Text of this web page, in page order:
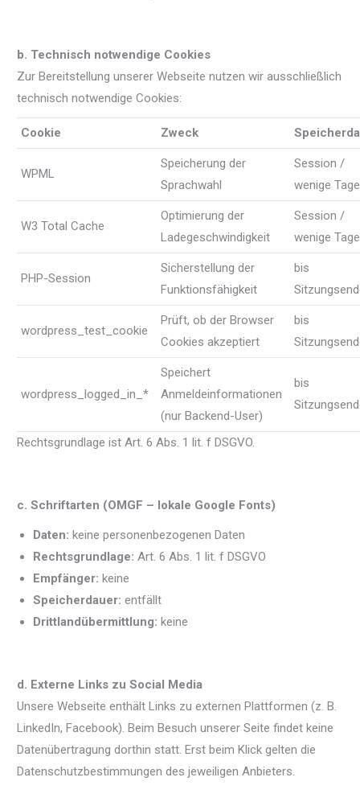
b. Technisch notwendige Cookies
Zur Bereitstellung unserer Webseite nutzen wir ausschließlich
technisch notwendige Cookies:
Cookie Zweck
WPML
Speicherung der
Sprachwahl
Session /
wenige Tage
W3 Total Cache
Optimierung der
Ladegeschwindigkeit
Session /
wenige Tage
PHP-Session
Sicherstellung der
Funktionsfähigkeit
bis
wordpress_test_cookie
Prüft, ob der Browser
Cookies akzeptiert
bis
wordpress_logged_in_*
Speichert
Anmeldeinformationen
(nur Backend-User)
bis
Rechtsgrundlage ist Art. 6 Abs. 1 lit. f DSGVO.
c. Schriftarten (OMGF – lokale Google Fonts)
Daten: keine personenbezogenen Daten
Rechtsgrundlage: Art. 6 Abs. 1 lit. f DSGVO
Empfänger: keine
Speicherdauer: entfällt
Drittlandübermittlung: keine
d. Externe Links zu Social Media
Unsere Webseite enthält Links zu externen Plattformen (z. B.
LinkedIn, Facebook). Beim Besuch unserer Seite findet keine
Datenübertragung dorthin statt. Erst beim Klick gelten die
Datenschutzbestimmungen des jeweiligen Anbieters.